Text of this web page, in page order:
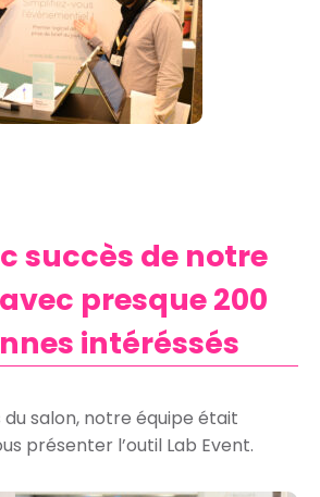
succès de notre
presque 200
intéréssés
du salon, notre équipe était
présenter l’outil Lab Event.